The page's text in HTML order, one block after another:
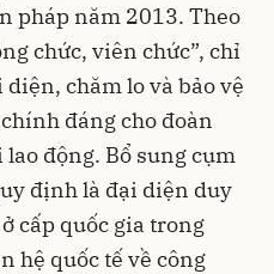
pháp năm 2013. Theo
chức, viên chức”, chỉ
chăm lo và bảo vệ
đáng cho đoàn
động. Bổ sung cụm
định là đại diện duy
cấp quốc gia trong
hệ quốc tế về công